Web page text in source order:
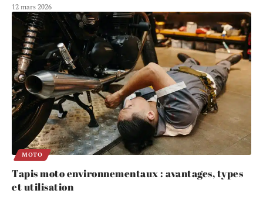
12 mars 2026
MOTO
Tapis moto environnementaux : avantages, types
et utilisation